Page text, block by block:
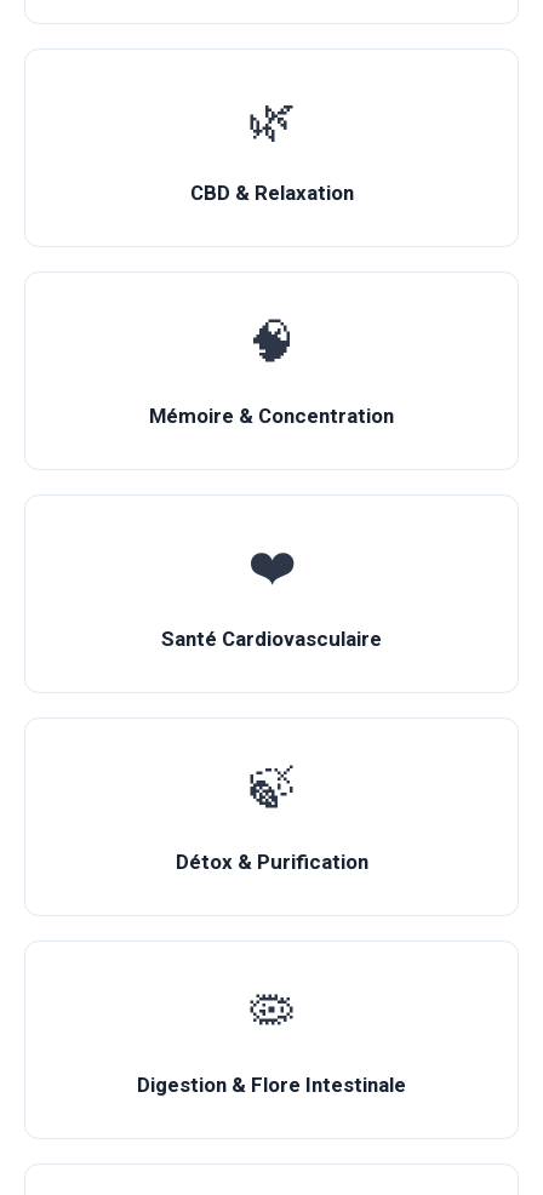
🌿
CBD & Relaxation
🧠
Mémoire & Concentration
❤️
Santé Cardiovasculaire
🍃
Détox & Purification
🦠
Digestion & Flore Intestinale